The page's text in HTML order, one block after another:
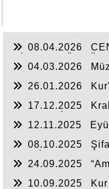
08.04.2026
04.03.2026
26.01.2026
17.12.2025
Prof. Dr. Maurice
12.11.2025
08.10.2025
24.09.2025
10.09.2025